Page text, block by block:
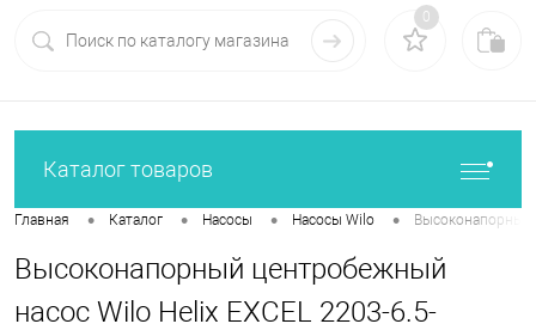
0
Каталог товаров
Главная • Каталог • Насосы • Насосы Wilo • Высоконапорный
Высоконапорный центробежный
насос Wilo Helix EXCEL 2203-6.5-